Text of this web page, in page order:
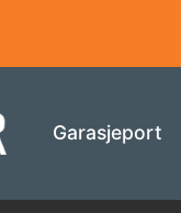
Garasjeport